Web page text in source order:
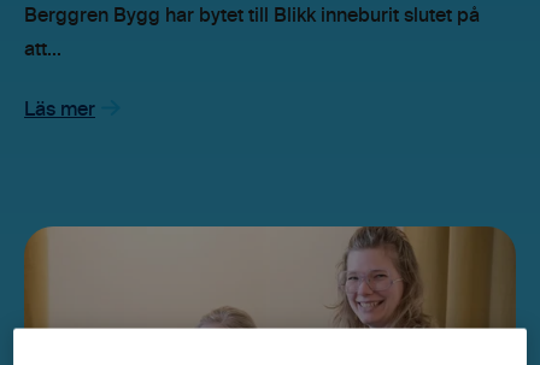
Berggren Bygg har bytet till Blikk inneburit slutet på
att...
Läs mer